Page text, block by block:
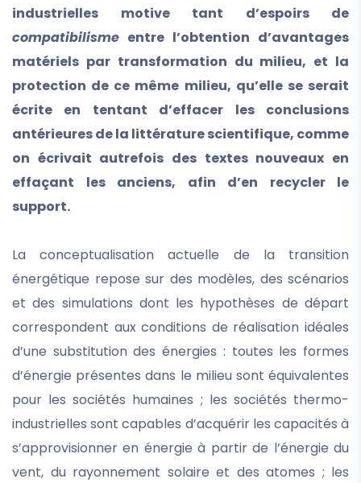
industrielles motive tant d’espoirs de
compatibilisme entre l’obtention d’avantages
matériels par transformation du milieu, et la
protection de ce même milieu, qu’elle se serait
écrite en tentant d’effacer les conclusions
antérieures de la littérature scientifique, comme
on écrivait autrefois des textes nouveaux en
effaçant les anciens, afin d’en recycler le
support.
La conceptualisation actuelle de la transition
énergétique repose sur des modèles, des scénarios
et des simulations dont les hypothèses de départ
correspondent aux conditions de réalisation idéales
d’une substitution des énergies : toutes les formes
d’énergie présentes dans le milieu sont équivalentes
pour les sociétés humaines ; les sociétés thermo-
industrielles sont capables d’acquérir les capacités à
s’approvisionner en énergie à partir de l’énergie du
vent, du rayonnement solaire et des atomes ; les